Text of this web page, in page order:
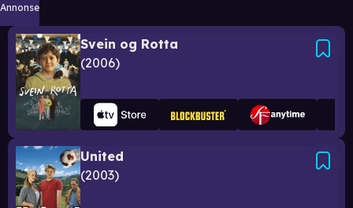
Annonse
Svein og Rotta
2006
United
2003